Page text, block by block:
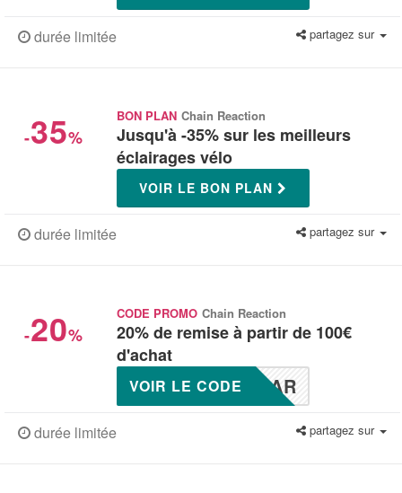
durée limitée partagez sur
-35%
BON PLAN Chain Reaction
Jusqu'à -35% sur les meilleurs
éclairages vélo
VOIR LE BON PLAN
durée limitée partagez sur
-20%
CODE PROMO Chain Reaction
20% de remise à partir de 100€
d'achat
MAR
VOIR LE CODE
durée limitée partagez sur